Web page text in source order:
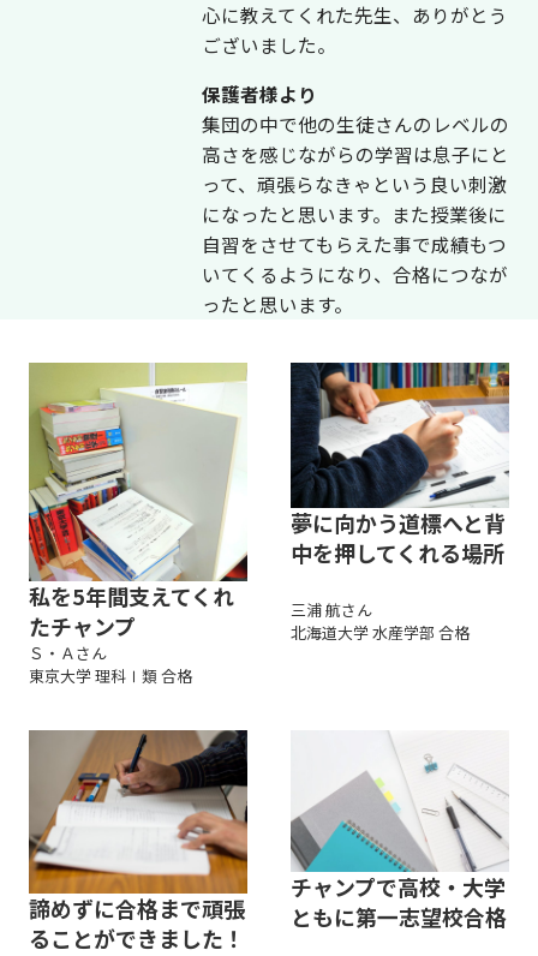
心に教えてくれた先生、ありがとう
ございました。
保護者様より
集団の中で他の生徒さんのレベルの
高さを感じながらの学習は息子にと
って、頑張らなきゃという良い刺激
になったと思います。また授業後に
自習をさせてもらえた事で成績もつ
いてくるようになり、合格につなが
ったと思います。
私を5年間支えてくれ
たチャンプ
Ｓ・Ａさん
東京大学 理科Ⅰ類 合格
夢に向かう道標へと背
中を押してくれる場所
三浦 航さん
北海道大学 水産学部 合格
諦めずに合格まで頑張
ることができました！
チャンプで高校・大学
ともに第一志望校合格